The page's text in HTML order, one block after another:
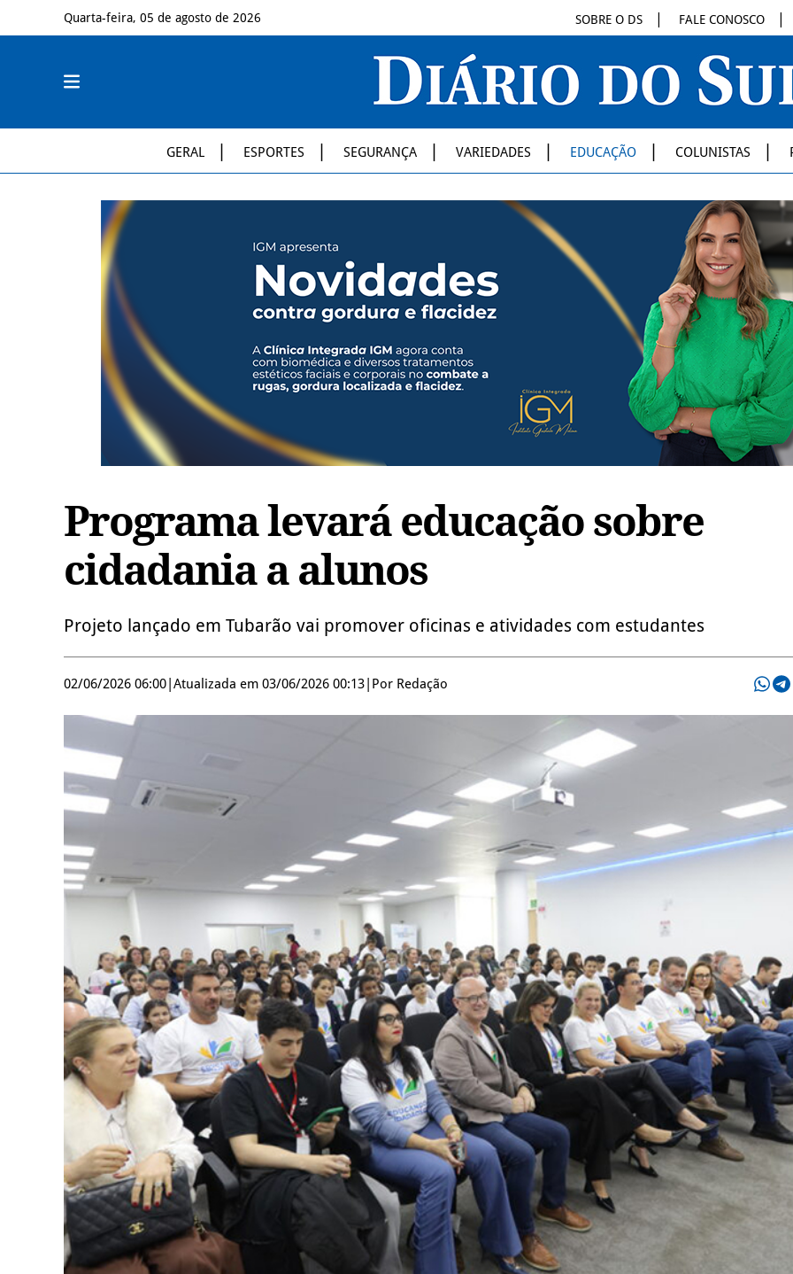
Quarta-feira, 05 de agosto de 2026 SOBRE O DS FALE CONOSCO
GERAL ESPORTES SEGURANÇA VARIEDADES EDUCAÇÃO COLUNISTAS
Programa levará educação sobre
cidadania a alunos
Projeto lançado em Tubarão vai promover oficinas e atividades com estudantes
02/06/2026 06:00 Atualizada em 03/06/2026 00:13 Por Redação